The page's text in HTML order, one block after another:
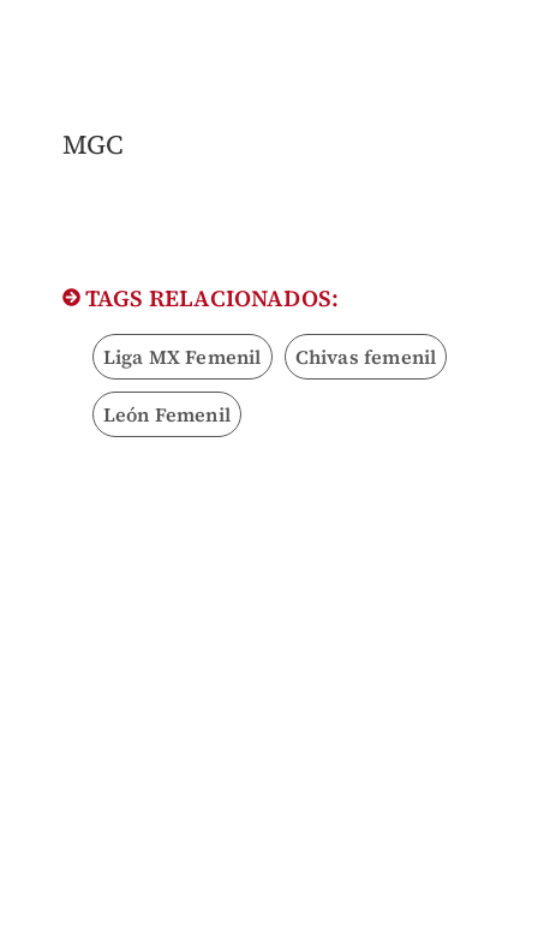
MGC
TAGS RELACIONADOS:
Liga MX Femenil Chivas femenil
León Femenil